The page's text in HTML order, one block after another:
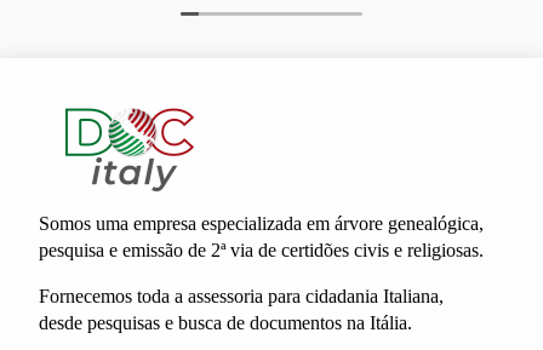
Somos uma empresa especializada em árvore genealógica,
pesquisa e emissão de 2ª via de certidões civis e religiosas.
Fornecemos toda a assessoria para cidadania Italiana,
desde pesquisas e busca de documentos na Itália.